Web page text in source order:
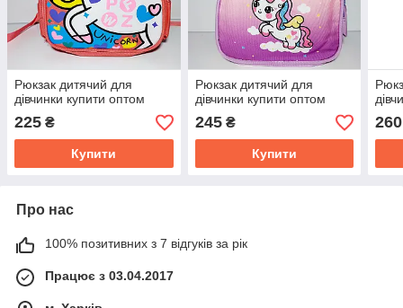
Рюкзак дитячий для
дівчинки купити оптом
225 ₴
Купити
Рюкзак дитячий для
дівчинки купити оптом
245₴
Купити
260
Про нас
100% позитивних з 7 відгуків за рік
Працює з 03.04.2017